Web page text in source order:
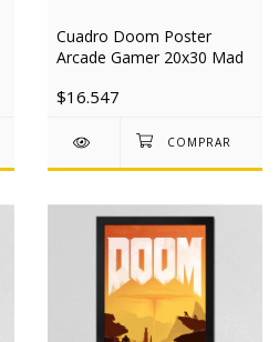
Cuadro Doom Poster
Arcade Gamer 20x30 Mad
$16.547